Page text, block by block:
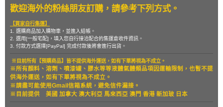
歡迎海外的粉絲朋友訂購，請參考下列方式。
【買家自行集運】
1. 選購商品加入購物車，並進入結帳。
2. 選用[一般宅配]，填入您自行接洽配合的集運倉收件資訊。
3. 付款方式選擇[PayPal] 完成付款後將會進行出貨。
※目前所有【預購商品】皆不提供海外運送，如有下單將視為不成立。
※所有顏料、溶劑、噴漆罐、膠水等等液體氣體類品項因運輸限制，也暫不提
供海外運送，如有下單將視為不成立。
※請盡可能使用Gmail信箱系統，避免信件漏接。
※目前提供 美國 加拿大 澳大利亞 馬來西亞 澳門 香港 新加玻 日本